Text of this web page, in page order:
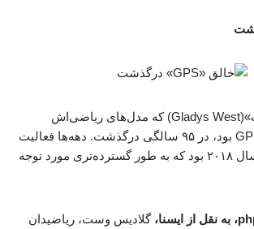
دکتر «گلادیس وست»(Gladys West) که مدل‌های ریاضی‌اش
الهام‌بخش توسعه GPS بود، در ۹۵ سالگی درگذشت. دهه‌ها فعالیت
حرفه‌ای او تازه در سال ۲۰۱۸ بود که به طور گسترده‌تری مورد توجه
گلادیس وست، ریاضیدان